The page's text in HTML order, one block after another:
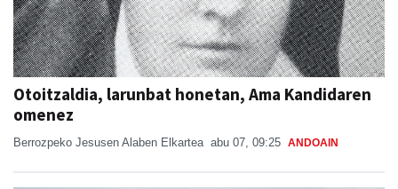
Otoitzaldia, larunbat honetan, Ama Kandidaren
omenez
Berrozpeko Jesusen Alaben Elkartea abu 07, 09:25 ANDOAIN